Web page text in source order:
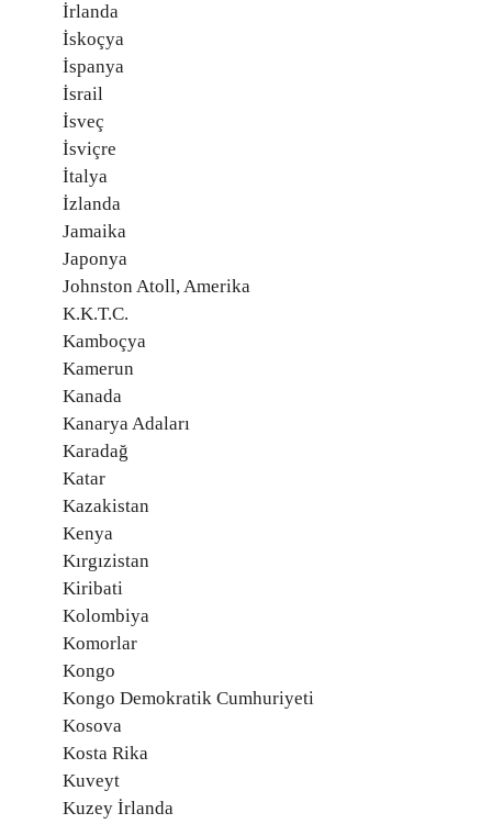
İrlanda
İskoçya
İspanya
İsrail
İsveç
İsviçre
İtalya
İzlanda
Jamaika
Japonya
Johnston Atoll, Amerika
K.K.T.C.
Kamboçya
Kamerun
Kanada
Kanarya Adaları
Karadağ
Katar
Kazakistan
Kenya
Kırgızistan
Kiribati
Kolombiya
Komorlar
Kongo
Kongo Demokratik Cumhuriyeti
Kosova
Kosta Rika
Kuveyt
Kuzey İrlanda